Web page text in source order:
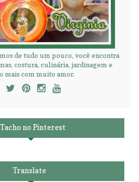
de tudo um pouco, você encontra
costura, culinária, jardinagem e
mais com muito amor.
Tacho no Pinterest
Translate